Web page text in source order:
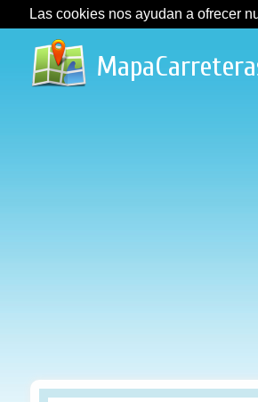
Las cookies nos ayudan a ofrecer